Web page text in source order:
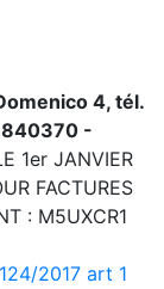
4, tél.
-
1er JANVIER
FACTURES
: M5UXCR1
2017 art 1